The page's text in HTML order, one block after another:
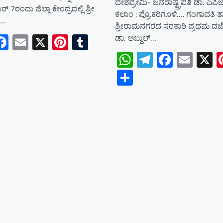
7ರಂದು ಜಿಲ್ಲಾ ಕೇಂದ್ರದಲ್ಲಿ ಶ್ರೀ
Facebook
Email
X Pinterest
Tumblr
ಕಲಾಂ : ಪ್ರೊ.ಕರಿಗೂಳಿ…. ಗಂಗಾವತಿ
ಶ್ರೀರಾಮನಗರದ ಸರಕಾರಿ ಪ್ರಥಮ
ಡಾ. ಅಬ್ದುಲ್…
WhatsApp
TelegramX
Share